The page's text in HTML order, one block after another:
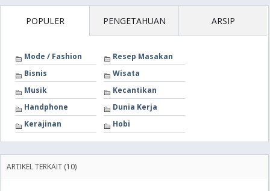
POPULER PENGETAHUAN ARSIP
Mode / Fashion
Resep Masakan
Bisnis
Wisata
Musik
Kecantikan
Handphone
Dunia Kerja
Kerajinan
Hobi
ARTIKEL TERKAIT (10)